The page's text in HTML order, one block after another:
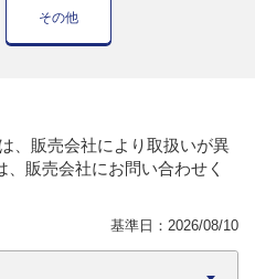
その他
、販売会社により取扱いが異
販売会社にお問い合わせく
基準日： 2026/08/10